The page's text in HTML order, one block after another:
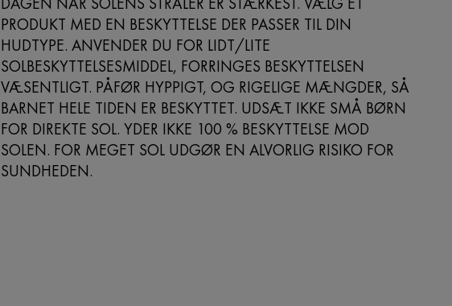
PRODUKT MED EN BESKYTTELSE DER PASSER TIL DIN
HUDTYPE. ANVENDER DU FOR LIDT/LITE
SOLBESKYTTELSESMIDDEL, FORRINGES BESKYTTELSEN
VÆSENTLIGT. PÅFØR HYPPIGT, OG RIGELIGE MÆNGDER, SÅ
BARNET HELE TIDEN ER BESKYTTET. UDSÆT IKKE SMÅ BØRN
FOR DIREKTE SOL. YDER IKKE 100 % BESKYTTELSE MOD
SOLEN. FOR MEGET SOL UDGØR EN ALVORLIG RISIKO FOR
SUNDHEDEN.